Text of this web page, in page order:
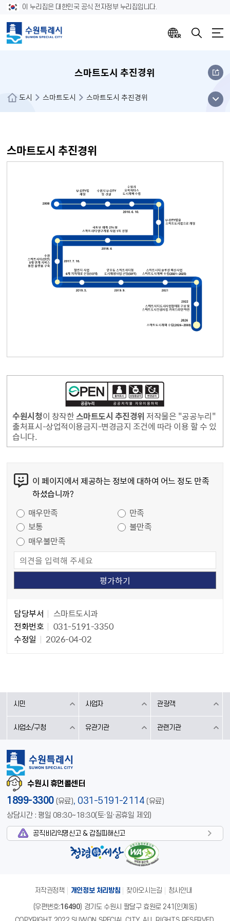
이 누리집은 대한민국 공식 전자정부 누리집입니다.
스마트도시 추진경위
도시 스마트도시 스마트도시 추진경위
메뉴
열기
스마트도시 추진경위
수원시청이 창작한스마트도시 추진경위 저작물은 "공공누리"
출처표시-상업적이용금지-변경금지 조건에 따라 이용 할 수 있
습니다.
이 페이지에서 제공하는 정보에 대하여 어느 정도 만족
하셨습니까?
매우만족
만족
보통
불만족
매우불만족
담당부서
스마트도시과
전화번호
031-5191-3350
수정일
2026-04-02
시민 사업자 관광객
사업소/구청 유관기관 관련기관
수원시 휴먼콜센터
1899-3300 (유료), 031-5191-2114 (유료)
상담시간 : 평일 08:30~18:30(토·일·공휴일 제외)
공직비리익명신고 & 갑질피해신고
저작권정책 개인정보 처리방침 찾아오시는길 청사안내
(우편번호:16490) 경기도 수원시 팔달구 효원로 241(인계동)